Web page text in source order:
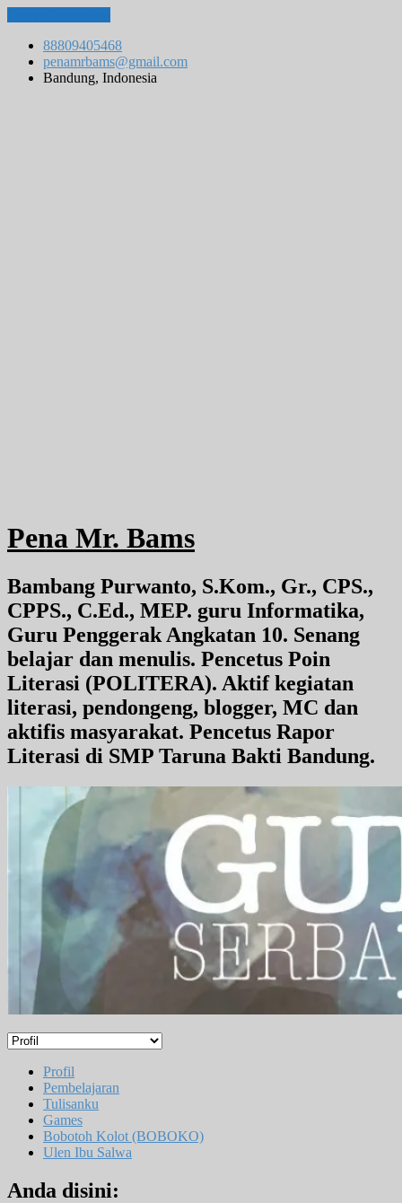
88809405468
penamrbams@gmail.com
Bandung, Indonesia
Pena Mr. Bams
Bambang Purwanto, S.Kom., Gr., CPS.,
CPPS., C.Ed., MEP. guru Informatika,
Guru Penggerak Angkatan 10. Senang
belajar dan menulis. Pencetus Poin
Literasi (POLITERA). Aktif kegiatan
literasi, pendongeng, blogger, MC dan
aktifis masyarakat. Pencetus Rapor
Literasi di SMP Taruna Bakti Bandung.
Profil
Pembelajaran
Tulisanku
Games
Bobotoh Kolot (BOBOKO)
Ulen Ibu Salwa
Anda disini: